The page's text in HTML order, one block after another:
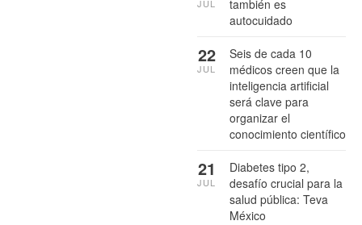
también es
autocuidado
JUL
Seis de cada 10
médicos creen que la
inteligencia artificial
será clave para
organizar el
conocimiento científico
22
JUL
Diabetes tipo 2,
desafío crucial para la
salud pública: Teva
México
21
JUL